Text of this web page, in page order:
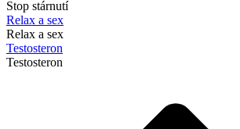
Stop stárnutí
Relax a sex
Relax a sex
Testosteron
Testosteron